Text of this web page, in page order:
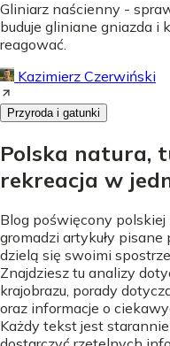
Gliniarz naścienny -
buduje gliniane gniazda i
reagować.
Kazimierz Czerwiński
Przyroda i gatunki
Polska natura,
rekreacja w
Blog poświęcony polskiej
gromadzi artykuły
dzielą się swoimi
Znajdziesz tu analizy
krajobrazu, porady
oraz informacje o
Każdy tekst jest